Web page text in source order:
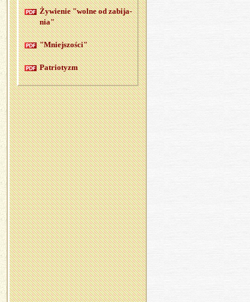
Ży­wie­nie "wolne od za­bi­ja­
nia"
"Mniej­szo­ści"
Pa­trio­tyzm